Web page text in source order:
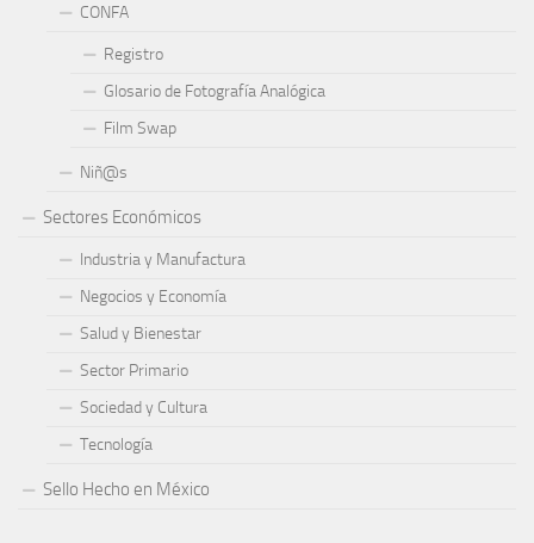
CONFA
Registro
Glosario de Fotografía Analógica
Film Swap
Niñ@s
Sectores Económicos
Industria y Manufactura
Negocios y Economía
Salud y Bienestar
Sector Primario
Sociedad y Cultura
Tecnología
Sello Hecho en México